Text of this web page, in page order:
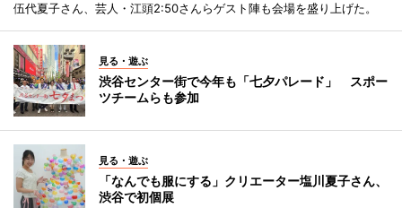
伍代夏子さん、芸人・江頭2:50さんらゲスト陣も会場を盛り上げた。
見る・遊ぶ
渋谷センター街で今年も「七夕パレード」 スポー
ツチームらも参加
見る・遊ぶ
「なんでも服にする」クリエーター塩川夏子さん、
渋谷で初個展